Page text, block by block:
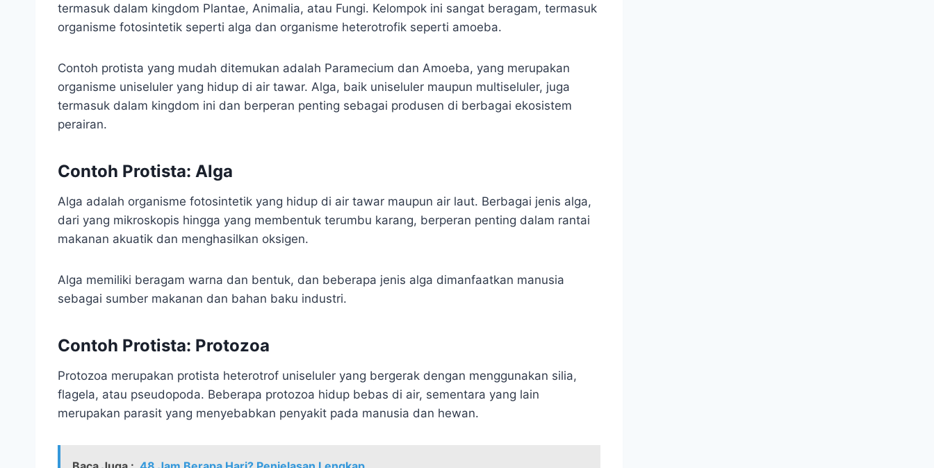
termasuk dalam kingdom Plantae, Animalia, atau Fungi. Kelompok ini sangat beragam, termasuk
organisme fotosintetik seperti alga dan organisme heterotrofik seperti amoeba.
Contoh protista yang mudah ditemukan adalah Paramecium dan Amoeba, yang merupakan
organisme uniseluler yang hidup di air tawar. Alga, baik uniseluler maupun multiseluler, juga
termasuk dalam kingdom ini dan berperan penting sebagai produsen di berbagai ekosistem
perairan.
Contoh Protista: Alga
Alga adalah organisme fotosintetik yang hidup di air tawar maupun air laut. Berbagai jenis alga,
dari yang mikroskopis hingga yang membentuk terumbu karang, berperan penting dalam rantai
makanan akuatik dan menghasilkan oksigen.
Alga memiliki beragam warna dan bentuk, dan beberapa jenis alga dimanfaatkan manusia
sebagai sumber makanan dan bahan baku industri.
Contoh Protista: Protozoa
Protozoa merupakan protista heterotrof uniseluler yang bergerak dengan menggunakan silia,
flagela, atau pseudopoda. Beberapa protozoa hidup bebas di air, sementara yang lain
merupakan parasit yang menyebabkan penyakit pada manusia dan hewan.